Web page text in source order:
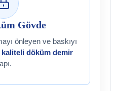
Gövde
önleyen ve baskıyı
döküm demir